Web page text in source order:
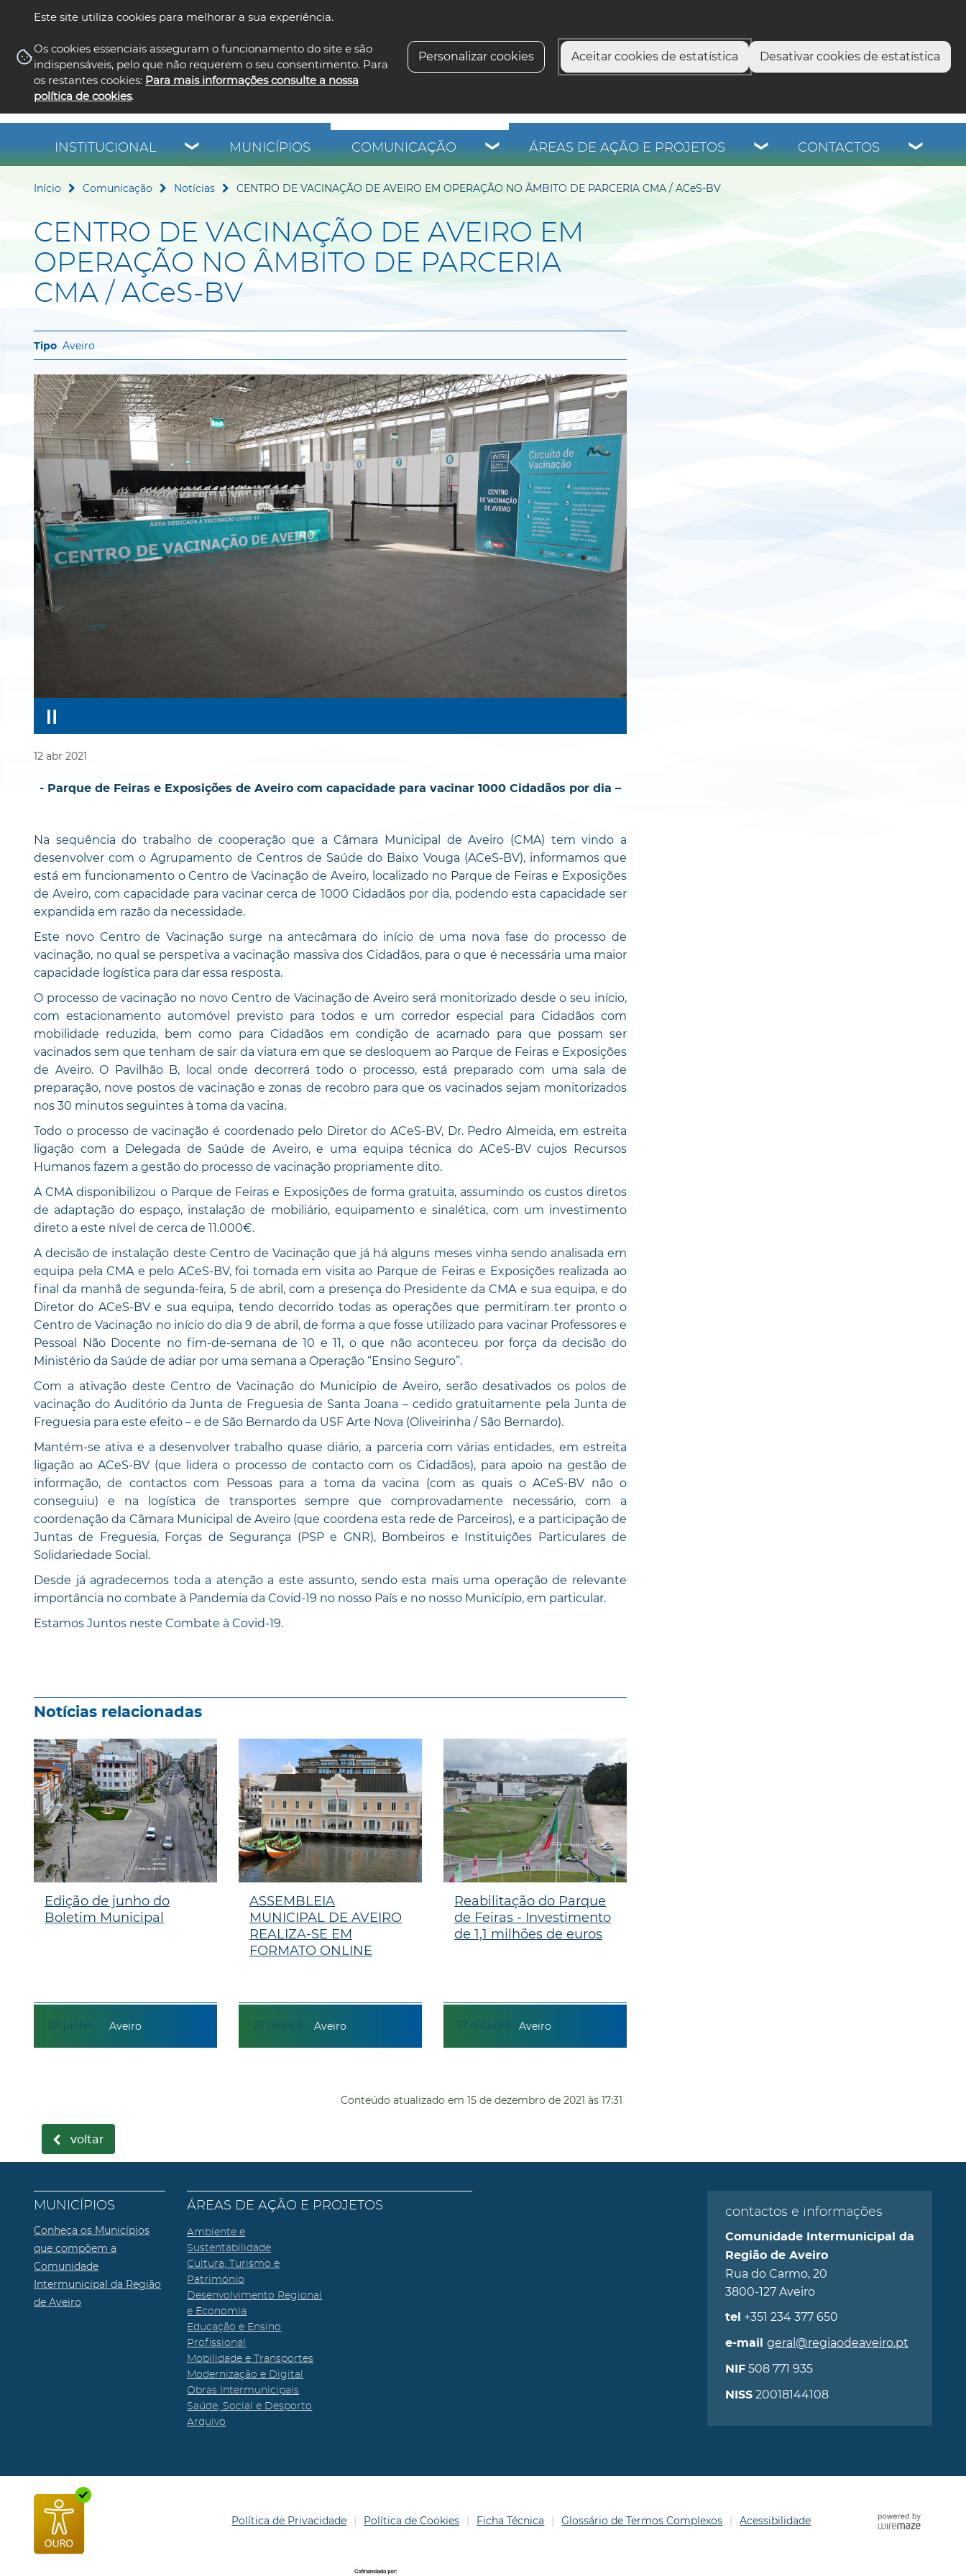
Este site utiliza cookies para melhorar a sua experiência.
Os cookies essenciais asseguram o funcionamento do site e são
indispensáveis, pelo que não requerem o seu consentimento. Para
os restantes cookies: Para mais informações consulte a nossa
política de cookies.
Personalizar cookies Aceitar cookies de estatística Desativar cookies de estatística
INSTITUCIONAL MUNICÍPIOS COMUNICAÇÃO ÁREAS DE AÇÃO E PROJETOS CONTACTOS
Início Comunicação Notícias CENTRO DE VACINAÇÃO DE AVEIRO EM OPERAÇÃO NO ÂMBITO DE PARCERIA CMA / ACeS-BV
CENTRO DE VACINAÇÃO DE AVEIRO EM
OPERAÇÃO NO ÂMBITO DE PARCERIA
CMA / ACeS-BV
Aveiro
12 abr 2021
- Parque de Feiras e Exposições de Aveiro com capacidade para vacinar 1000 Cidadãos por dia –
Na sequência do trabalho de cooperação que a Câmara Municipal de Aveiro (CMA) tem vindo a
desenvolver com o Agrupamento de Centros de Saúde do Baixo Vouga (ACeS-BV), informamos que
está em funcionamento o Centro de Vacinação de Aveiro, localizado no Parque de Feiras e Exposições
de Aveiro, com capacidade para vacinar cerca de 1000 Cidadãos por dia, podendo esta capacidade ser
expandida em razão da necessidade.
Este novo Centro de Vacinação surge na antecâmara do início de uma nova fase do processo de
vacinação, no qual se perspetiva a vacinação massiva dos Cidadãos, para o que é necessária uma maior
capacidade logística para dar essa resposta.
O processo de vacinação no novo Centro de Vacinação de Aveiro será monitorizado desde o seu início,
com estacionamento automóvel previsto para todos e um corredor especial para Cidadãos com
mobilidade reduzida, bem como para Cidadãos em condição de acamado para que possam ser
vacinados sem que tenham de sair da viatura em que se desloquem ao Parque de Feiras e Exposições
de Aveiro. O Pavilhão B, local onde decorrerá todo o processo, está preparado com uma sala de
preparação, nove postos de vacinação e zonas de recobro para que os vacinados sejam monitorizados
nos 30 minutos seguintes à toma da vacina.
Todo o processo de vacinação é coordenado pelo Diretor do ACeS-BV, Dr. Pedro Almeida, em estreita
ligação com a Delegada de Saúde de Aveiro, e uma equipa técnica do ACeS-BV cujos Recursos
Humanos fazem a gestão do processo de vacinação propriamente dito.
A CMA disponibilizou o Parque de Feiras e Exposições de forma gratuita, assumindo os custos diretos
de adaptação do espaço, instalação de mobiliário, equipamento e sinalética, com um investimento
direto a este nível de cerca de 11.000€.
A decisão de instalação deste Centro de Vacinação que já há alguns meses vinha sendo analisada em
equipa pela CMA e pelo ACeS-BV, foi tomada em visita ao Parque de Feiras e Exposições realizada ao
final da manhã de segunda-feira, 5 de abril, com a presença do Presidente da CMA e sua equipa, e do
Diretor do ACeS-BV e sua equipa, tendo decorrido todas as operações que permitiram ter pronto o
Centro de Vacinação no início do dia 9 de abril, de forma a que fosse utilizado para vacinar Professores e
Pessoal Não Docente no fim-de-semana de 10 e 11, o que não aconteceu por força da decisão do
Ministério da Saúde de adiar por uma semana a Operação “Ensino Seguro”.
Com a ativação deste Centro de Vacinação do Município de Aveiro, serão desativados os polos de
vacinação do Auditório da Junta de Freguesia de Santa Joana – cedido gratuitamente pela Junta de
Freguesia para este efeito – e de São Bernardo da USF Arte Nova (Oliveirinha / São Bernardo).
Mantém-se ativa e a desenvolver trabalho quase diário, a parceria com várias entidades, em estreita
ligação ao ACeS-BV (que lidera o processo de contacto com os Cidadãos), para apoio na gestão de
informação, de contactos com Pessoas para a toma da vacina (com as quais o ACeS-BV não o
conseguiu) e na logística de transportes sempre que comprovadamente necessário, com a
coordenação da Câmara Municipal de Aveiro (que coordena esta rede de Parceiros), e a participação de
Juntas de Freguesia, Forças de Segurança (PSP e GNR), Bombeiros e Instituições Particulares de
Solidariedade Social.
Desde já agradecemos toda a atenção a este assunto, sendo esta mais uma operação de relevante
importância no combate à Pandemia da Covid-19 no nosso País e no nosso Município, em particular.
Estamos Juntos neste Combate à Covid-19.
Notícias relacionadas
26 junho
Edição de junho do
Boletim Municipal
Aveiro 26 janeiro
ASSEMBLEIA
MUNICIPAL DE AVEIRO
REALIZA-SE EM
FORMATO ONLINE
Aveiro 17 outubro
Reabilitação do Parque
de Feiras - Investimento
de 1,1 milhões de euros
Aveiro
Conteúdo atualizado em 15 de dezembro de 2021 às 17:31
voltar
MUNICÍPIOS
Conheça os Municípios
que compõem a
Comunidade
Intermunicipal da Região
de Aveiro
ÁREAS DE AÇÃO E PROJETOS
Ambiente e
Sustentabilidade
Cultura, Turismo e
Património
Desenvolvimento Regional
e Economia
Educação e Ensino
Profissional
Mobilidade e Transportes
Modernização e Digital
Obras Intermunicipais
Saúde, Social e Desporto
Arquivo
contactos e informações
Comunidade Intermunicipal da
Região de Aveiro
Rua do Carmo, 20
3800-127 Aveiro
tel +351 234 377 650
e-mail geral@regiaodeaveiro.pt
NIF508 771 935
NISS20018144108
Política de Privacidade Política de Cookies Ficha Técnica Glossário de Termos Complexos Acessibilidade